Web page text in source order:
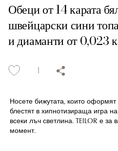
Обеци от 14 карата
швейцарски сини
и диаманти от 0,023
Носете бижутата, които
блестят в хипнотизираща игра
всеки лъч светлина. TEILOR е за
момент.